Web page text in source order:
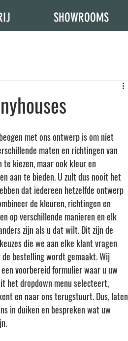
SHOWROOMS
met ons ontwerp is om niet
maten en richtingen van
te kiezen, maar ook kleur en
aan te bieden. U zult dus nooit het
dat iedereen hetzelfde ontwerp
de kleuren, richtingen en
op verschillende manieren en elk
zijn als u dat wilt. Dit zijn de
die we aan elke klant vragen
de bestelling wordt gemaakt. Wij
voorbereid formulier waar u uw
het dropdown menu selecteert,
en naar ons terugstuurt. Dus, laten
in duiken en bespreken wat uw